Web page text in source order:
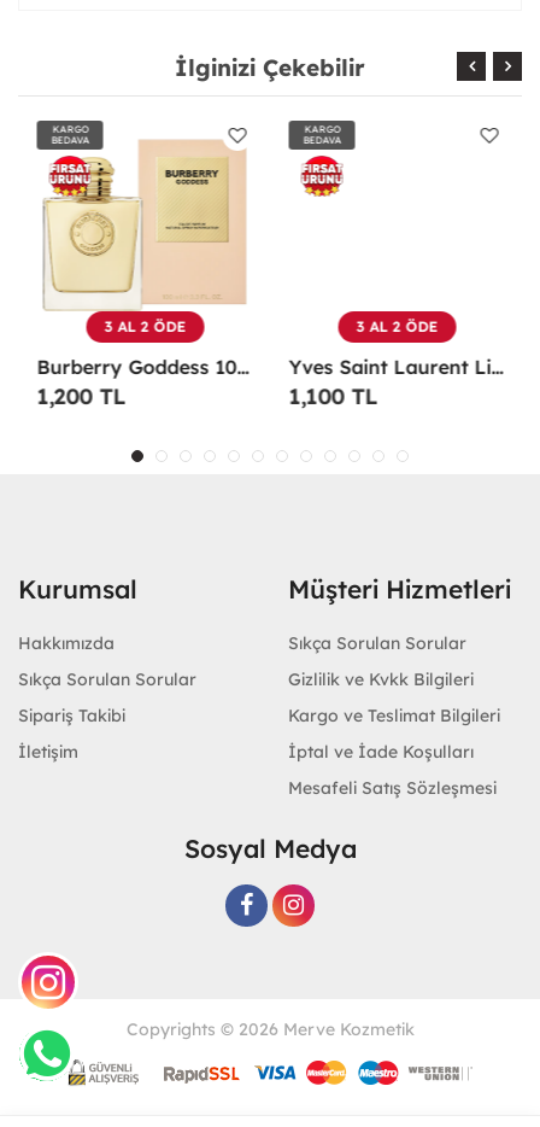
İlginizi Çekebilir
KARGO
BEDAVA
3 AL 2 ÖDE
Burberry Goddess 100 ML EDP Kadın Parfümü -
1,200 TL
KARGO
BEDAVA
3 AL 2 ÖDE
Yves Saint Laurent Libre EDP 90 Ml Kadın Parfüm - YSLL
1,100 TL
Kurumsal
Hakkımızda
Sıkça Sorulan Sorular
Sipariş Takibi
İletişim
Müşteri Hizmetleri
Sıkça Sorulan Sorular
Gizlilik ve Kvkk Bilgileri
Kargo ve Teslimat Bilgileri
İptal ve İade Koşulları
Mesafeli Satış Sözleşmesi
Sosyal Medya
Copyrights © 2026 Merve Kozmetik